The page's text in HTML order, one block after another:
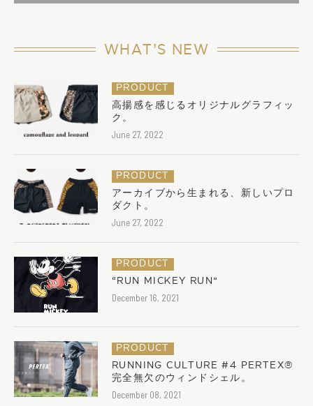
WHAT’S NEW
PRODUCT
高揚感を感じるオリジナルグラフィッ
ク。
June 27, 2022
PRODUCT
アーカイブから生まれる、新しいプロ
ダクト。
June 27, 2022
PRODUCT
“RUN MICKEY RUN”
December 16, 2021
PRODUCT
RUNNING CULTURE #4 PERTEX®︎
完全無欠のウィンドシェル。
December 08, 2021